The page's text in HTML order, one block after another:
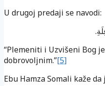
U drugoj predaji se navodi:
“Plemeniti i Uzvišeni Bog
dobrovoljnim.”[5]
Ebu Hamza Somali kaže